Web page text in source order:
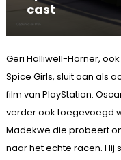
cast
Geri Halliwell-Horner,
Spice Girls, sluit aan als
film van PlayStation.
verder ook toegevoegd
Madekwe die probeert
naar het echte racen. Hij